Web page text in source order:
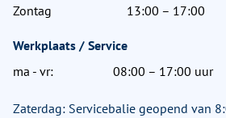
Zontag
13:00 – 17:00
Werkplaats / Service
ma - vr:
08:00 – 17:00 uur
Zaterdag: Servicebalie geopend van